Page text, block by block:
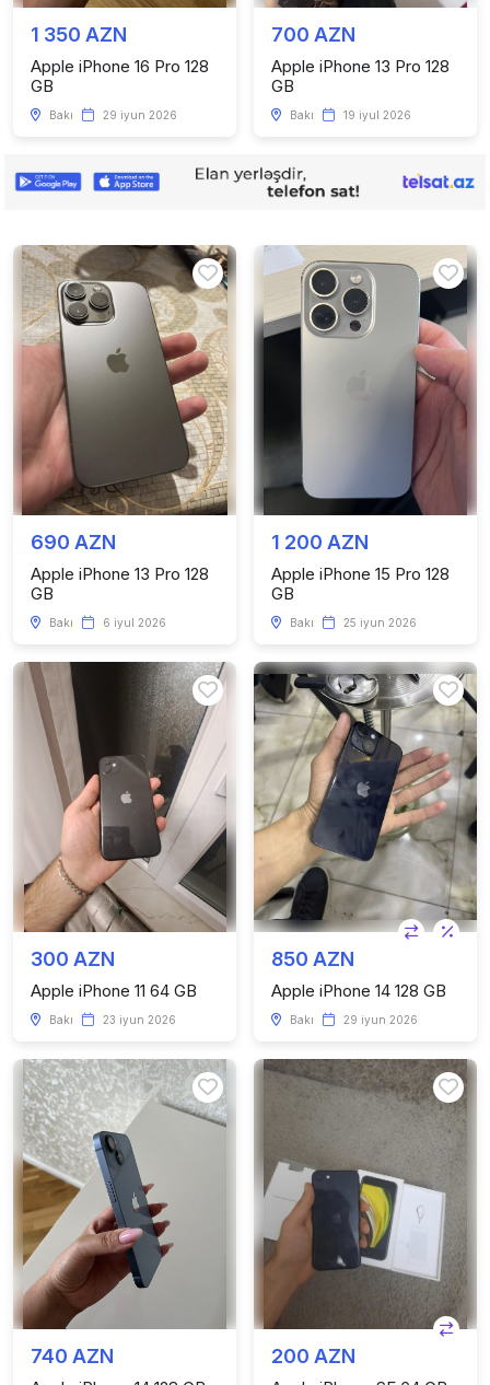
1 350 AZN
Apple iPhone 16 Pro 128
GB
Bakı 29 iyun 2026
700 AZN
Apple iPhone 13 Pro 128
GB
Bakı 19 iyul 2026
690 AZN
Apple iPhone 13 Pro 128
GB
Bakı 6 iyul 2026
1 200 AZN
Apple iPhone 15 Pro 128
GB
Bakı 25 iyun 2026
300 AZN
Apple iPhone 11 64 GB
Bakı 23 iyun 2026
850 AZN
Apple iPhone 14 128 GB
Bakı 29 iyun 2026
740 AZN 200 AZN